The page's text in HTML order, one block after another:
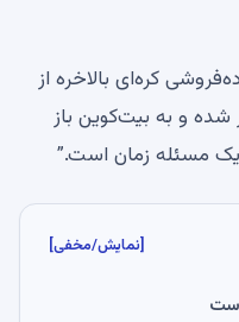
کره‌ای بالاخره از
و به بیت‌کوین باز
مسئله زمان است.”
[نمایش/مخفی]